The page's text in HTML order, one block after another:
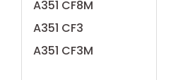
A351 CF8M
A351 CF3
A351 CF3M